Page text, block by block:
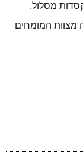
מסלול,
מצוות המומחים